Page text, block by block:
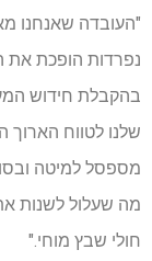
"העובדה שאנחנו
נפרדות הופכת את
בהקבלת חידוש
מספסל למיטה
מה שעלול לשנות
חולי שבץ מוחי."